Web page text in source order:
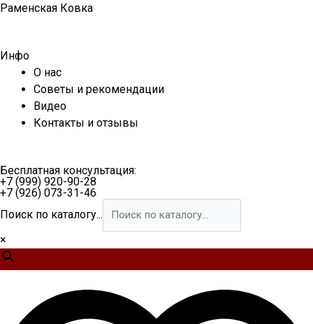
Перейти
Раменская Ковка
Инфо
О нас
Советы и рекомендации
Видео
Контакты и отзывы
Бесплатная консультация:
+7 (999) 920-90-28
+7 (926) 073-31-46
Поиск по каталогу...
×